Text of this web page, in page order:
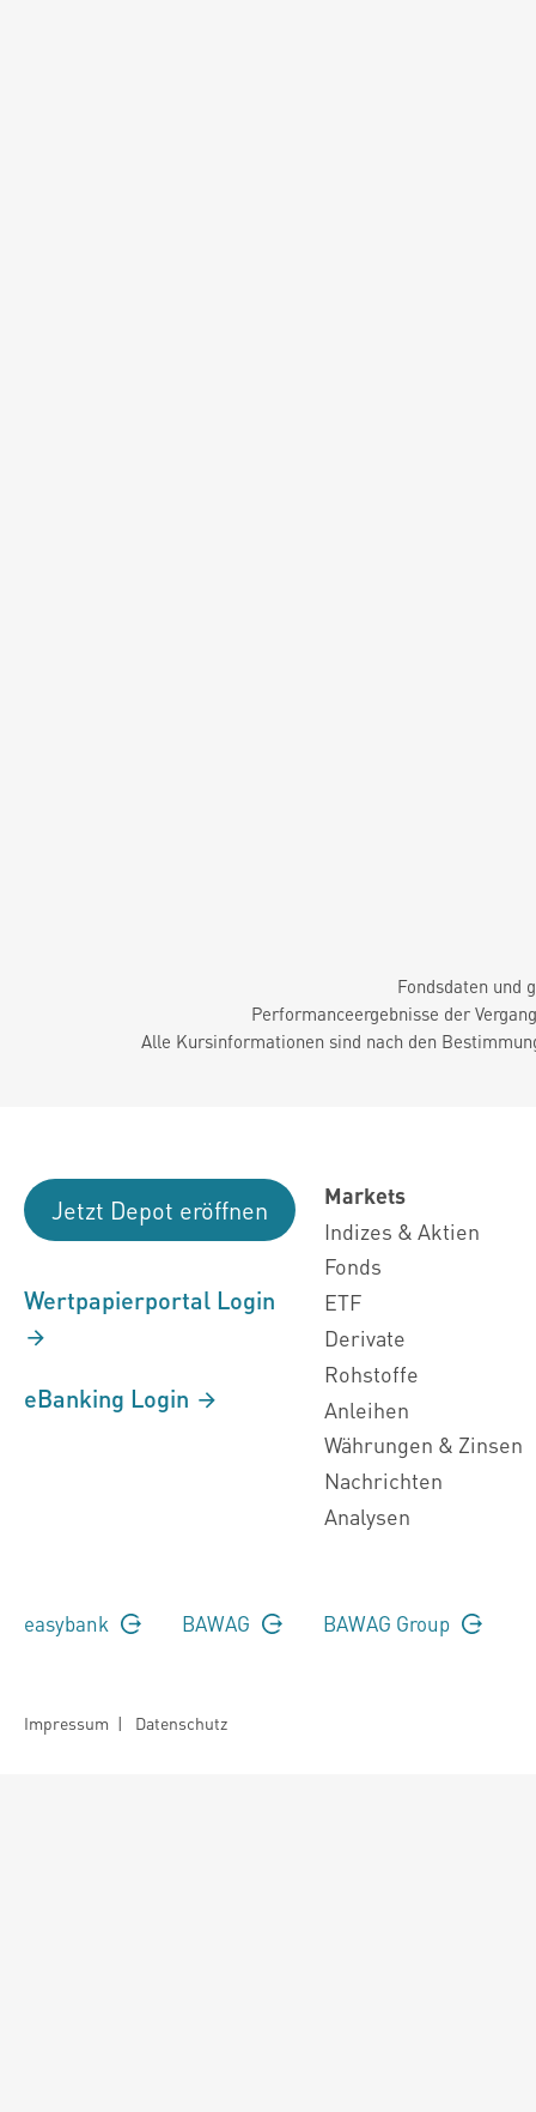
Fondsdaten und
Performanceergebnisse der
Alle Kursinformationen sind nach den
Jetzt Depot eröffnen
Wertpapierportal Login
eBanking Login
Markets
Indizes & Aktien
Fonds
ETF
Derivate
Rohstoffe
Anleihen
Währungen & Zinsen
Nachrichten
Analysen
easybank BAWAG BAWAG Group
Impressum | Datenschutz